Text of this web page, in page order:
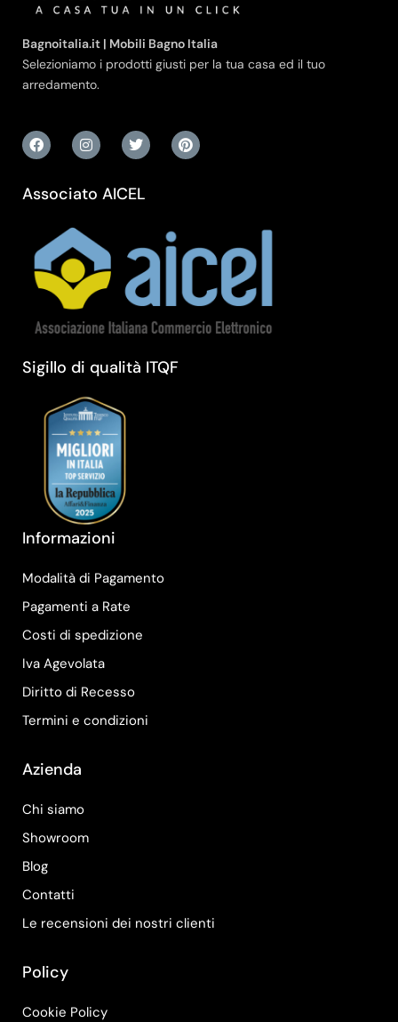
Bagnoitalia.it | Mobili Bagno Italia
Selezioniamo i prodotti giusti per la tua casa ed il tuo
arredamento.
Associato AICEL
Sigillo di qualità ITQF
Informazioni
Modalità di Pagamento
Pagamenti a Rate
Costi di spedizione
Iva Agevolata
Diritto di Recesso
Termini e condizioni
Azienda
Chi siamo
Showroom
Blog
Contatti
Le recensioni dei nostri clienti
Policy
Cookie Policy